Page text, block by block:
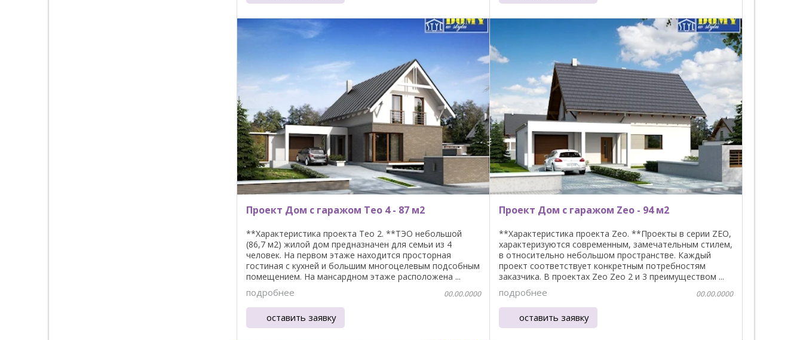
Проект Дом с гаражом Teo 4 - 87 м2
**Характеристика проекта Teo 2. **ТЭО небольшой
(86,7 м2) жилой дом предназначен для семьи из 4
человек. На первом этаже находится просторная
гостиная с кухней и большим многоцелевым подсобным
помещением. На мансардном этаже расположена ...
подробнее 00.00.0000
оставить заявку
Проект Дом с гаражом Zeo - 94 м2
**Характеристика проекта Zeo. **Проекты в серии ZEO,
характеризуются современным, замечательным стилем,
в относительно небольшом пространстве. Каждый
проект соответствует конкретным потребностям
заказчика. В проектах Zeo Zeo 2 и 3 преимуществом ...
подробнее 00.00.0000
оставить заявку